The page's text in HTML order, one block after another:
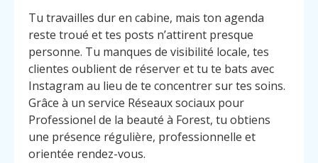
Tu travailles dur en cabine, mais ton agenda
reste troué et tes posts n’attirent presque
personne. Tu manques de visibilité locale, tes
clientes oublient de réserver et tu te bats avec
Instagram au lieu de te concentrer sur tes soins.
Grâce à un service Réseaux sociaux pour
Professionel de la beauté à Forest, tu obtiens
une présence régulière, professionnelle et
orientée rendez-vous.